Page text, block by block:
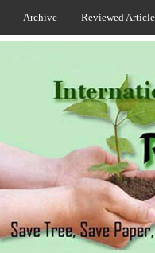
Archive Reviewed